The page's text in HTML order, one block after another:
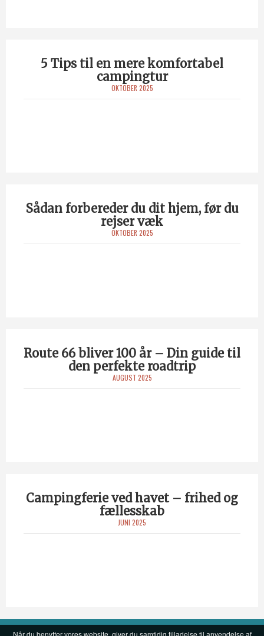
5 Tips til en mere komfortabel
campingtur
OKTOBER 2025
Sådan forbereder du dit hjem, før du
rejser væk
OKTOBER 2025
Route 66 bliver 100 år – Din guide til
den perfekte roadtrip
AUGUST 2025
Campingferie ved havet – frihed og
fællesskab
JUNI 2025
Når du benytter vores website, giver du samtidig tilladelse til anvendelse af